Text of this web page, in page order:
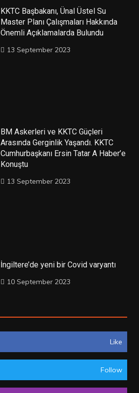
KKTC Başbakanı, Ünal Üstel Su
Master Planı Çalışmaları Hakkında
Önemli Açıklamalarda Bulundu
13 September 2023
BM Askerleri ve KKTC Güçleri
Arasında Gerginlik Yaşandı. KKTC
Cumhurbaşkanı Ersin Tatar A Haber’e
Konuştu
13 September 2023
İngiltere’de yeni bir Covid varyantı
10 September 2023
Like
Follow